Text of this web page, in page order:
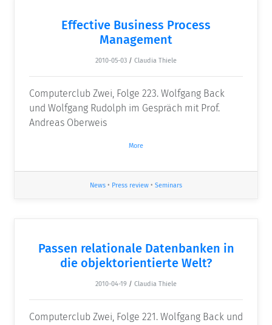
Effective Business Process
Management
2010-05-03 / Claudia Thiele
Computerclub Zwei, Folge 223. Wolfgang Back
und Wolfgang Rudolph im Gespräch mit Prof.
Andreas Oberweis
More
News • Press review • Seminars
Passen relationale Datenbanken in
die objektorientierte Welt?
2010-04-19 / Claudia Thiele
Computerclub Zwei, Folge 221. Wolfgang Back und